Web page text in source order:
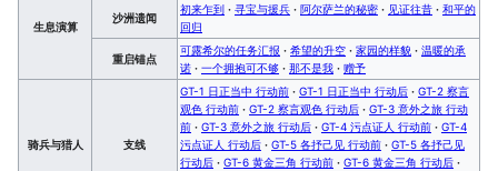
生息演算
沙洲遗闻
初来乍到 · 寻宝与援兵 · 阿尔萨兰的秘密 · 见证往昔 · 和平的
回归
重启锚点
可露希尔的任务汇报 · 希望的升空 · 家园的样貌 · 温暖的承
诺 · 一个拥抱可不够 · 那不是我 · 赠予
骑兵与猎人 支线
GT-1 日正当中 行动前 · GT-1 日正当中 行动后 · GT-2 察言
观色 行动前 · GT-2 察言观色 行动后 · GT-3 意外之旅 行动
前 · GT-3 意外之旅 行动后 · GT-4 污点证人 行动前 · GT-4
污点证人 行动后 · GT-5 各抒己见 行动前 · GT-5 各抒己见
行动后 · GT-6 黄金三角 行动前 · GT-6 黄金三角 行动后 ·